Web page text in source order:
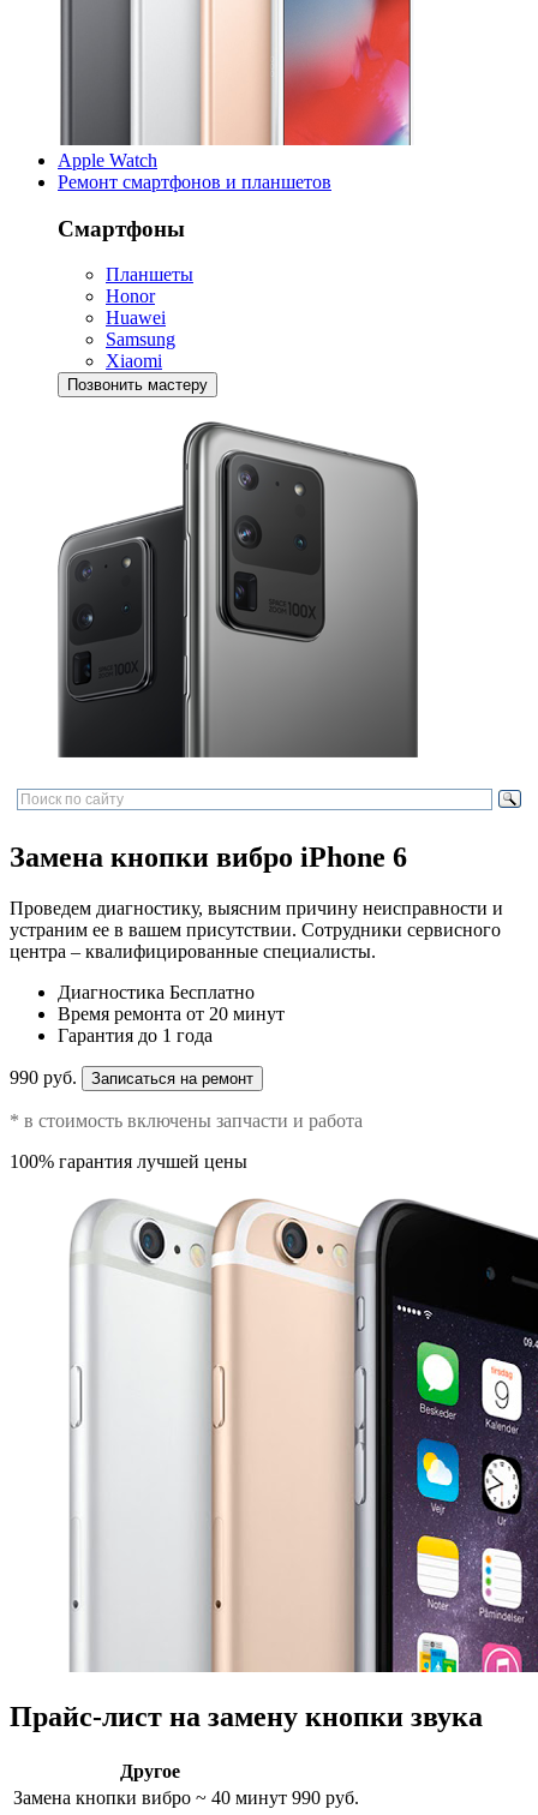
Apple Watch
Ремонт смартфонов и планшетов
Смартфоны
Планшеты
Honor
Huawei
Samsung
Xiaomi
Позвонить мастеру
Замена кнопки вибро iPhone 6
Проведем диагностику, выясним причину неисправности и
устраним ее в вашем присутствии. Сотрудники сервисного
центра – квалифицированные специалисты.
Диагностика Бесплатно
Время ремонта от 20 минут
Гарантия до 1 года
990 руб. Записаться на ремонт
* в стоимость включены запчасти и работа
100% гарантия лучшей цены
Прайс-лист на замену кнопки звука
Другое
Замена кнопки вибро ~ 40 минут 990 руб.